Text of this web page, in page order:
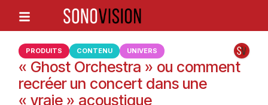
PRODUITS CONTENU UNIVERS
« Ghost Orchestra » ou comment
recréer un concert dans une
« vraie » acoustique